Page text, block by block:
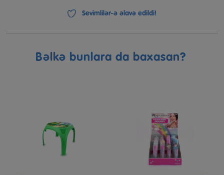
Sevimlilər-ə əlavə edildi!
Bəlkə bunlara da baxasan?